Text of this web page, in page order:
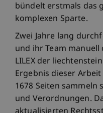
bündelt erstmals das
komplexen Sparte.
Zwei Jahre lang
und ihr Team
LILEX der
Ergebnis dieser
1678 Seiten sammeln
und Verordnungen.